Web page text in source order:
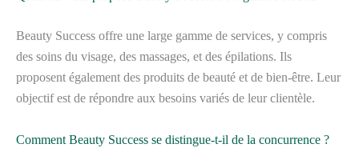
Beauty Success offre une large gamme de services, y compris
des soins du visage, des massages, et des épilations. Ils
proposent également des produits de beauté et de bien-être. Leur
objectif est de répondre aux besoins variés de leur clientèle.
Comment Beauty Success se distingue-t-il de la concurrence ?